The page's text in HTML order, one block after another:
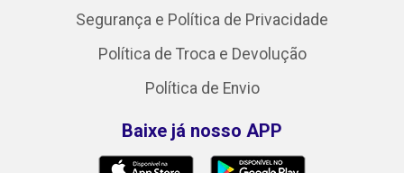
Segurança e Política de Privacidade
Política de Troca e Devolução
Política de Envio
Baixe já nosso APP